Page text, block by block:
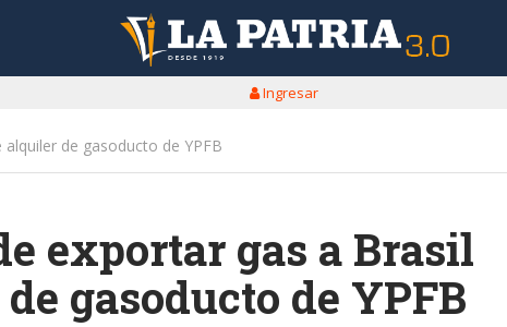
Ingresar
de gasoducto de YPFB
exportar gas a Brasil
gasoducto de YPFB